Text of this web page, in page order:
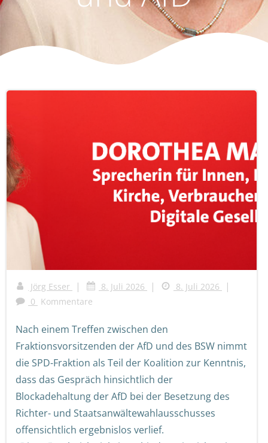
Jörg Esser | 8. Juli 2026 | 8. Juli 2026 |
0 Kommentare
Nach einem Treffen zwischen den
Fraktionsvorsitzenden der AfD und des BSW nimmt
die SPD-Fraktion als Teil der Koalition zur Kenntnis,
dass das Gespräch hinsichtlich der
Blockadehaltung der AfD bei der Besetzung des
Richter- und Staatsanwältewahlausschusses
offensichtlich ergebnislos verlief.